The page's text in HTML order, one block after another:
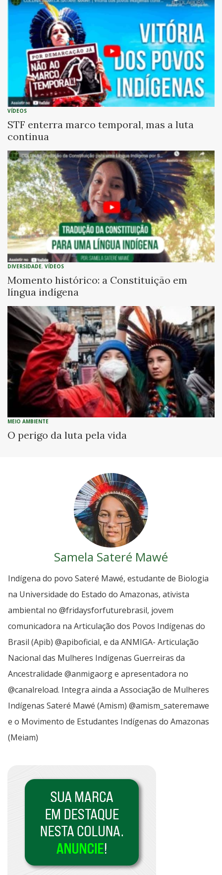
VÍDEOS
STF enterra marco temporal, mas a luta
continua
DIVERSIDADE, VÍDEOS
Momento histórico: a Constituição em
língua indígena
MEIO AMBIENTE
O perigo da luta pela vida
Samela Sateré Mawé
Indígena do povo Sateré Mawé, estudante de Biologia
na Universidade do Estado do Amazonas, ativista
ambiental no @fridaysforfuturebrasil, jovem
comunicadora na Articulação dos Povos Indígenas do
Brasil (Apib) @apiboficial, e da ANMIGA- Articulação
Nacional das Mulheres Indígenas Guerreiras da
Ancestralidade @anmigaorg e apresentadora no
@canalreload. Integra ainda a Associação de Mulheres
Indígenas Sateré Mawé (Amism) @amism_sateremawe
e o Movimento de Estudantes Indígenas do Amazonas
(Meiam)